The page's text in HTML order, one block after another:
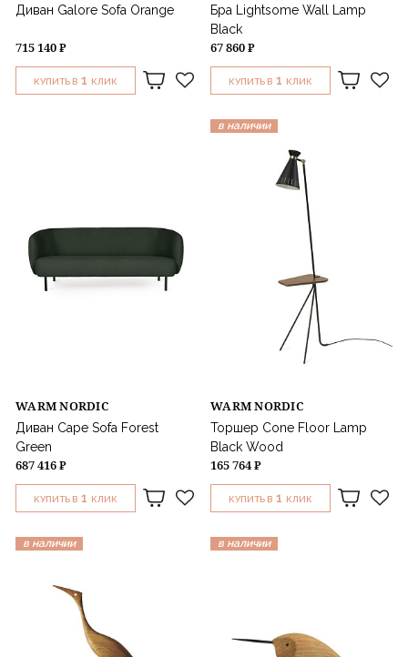
Диван Galore Sofa Orange
715 140 ₽
КУПИТЬ В 1 КЛИК
Бра Lightsome Wall Lamp
Black
67 860 ₽
КУПИТЬ В 1 КЛИК
WARM NORDIC
Диван Cape Sofa Forest
Green
687 416 ₽
КУПИТЬ В 1 КЛИК
в наличии
WARM NORDIC
Торшер Cone Floor Lamp
Black Wood
165 764 ₽
КУПИТЬ В 1 КЛИК
в наличии в наличии